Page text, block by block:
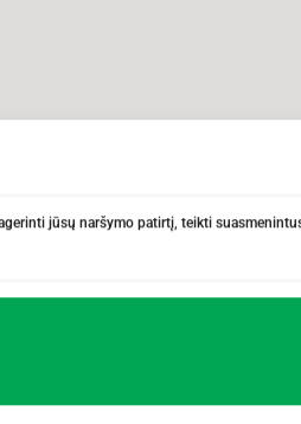
jūsų naršymo patirtį, teikti